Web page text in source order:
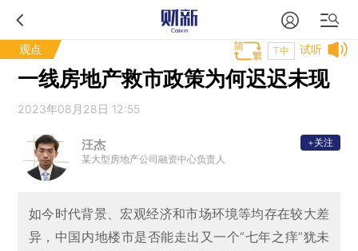
观点 试听
T中
一线房地产救市政策为何迟迟未现
2023年08月28日 12:55
汪杰
某大型房地产公司融资中心负责人
+关注
如今时代背景、宏观经济和市场环境等均存在较大差
异，中国内地楼市是否能走出又一个“七年之痒”犹未